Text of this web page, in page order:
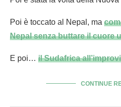
Poi è toccato al Nepal, ma
Nepal senza buttare il cuore
E poi… il Sudafrica
CONTINUE